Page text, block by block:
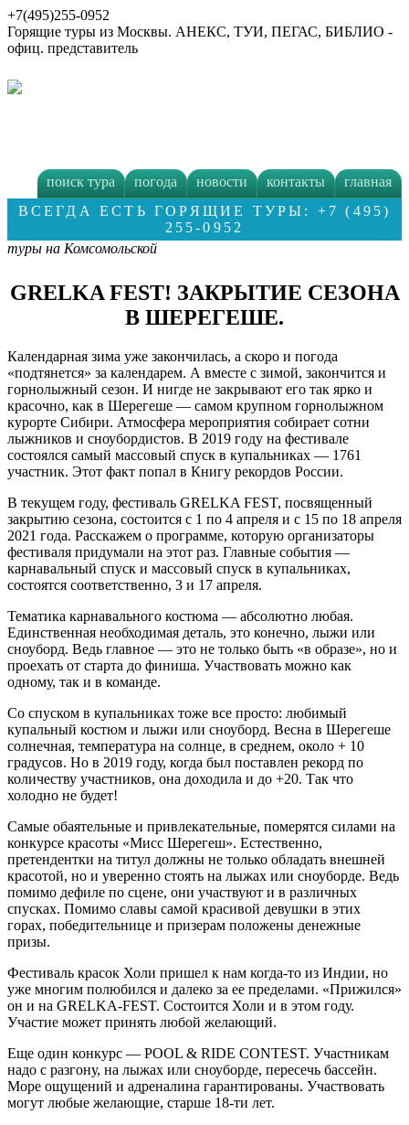
+7(495)255-0952
Горящие туры из Москвы. АНЕКС, ТУИ, ПЕГАС, БИБЛИО -
офиц. представитель
главная
контакты
новости
погода
поиск тура
ВСЕГДА ЕСТЬ ГОРЯЩИЕ ТУРЫ: +7 (495)
255-0952
туры на Комсомольской
GRELKA FEST! ЗАКРЫТИЕ СЕЗОНА
В ШЕРЕГЕШЕ.
Календарная зима уже закончилась, а скоро и погода
«подтянется» за календарем. А вместе с зимой, закончится и
горнолыжный сезон. И нигде не закрывают его так ярко и
красочно, как в Шерегеше — самом крупном горнолыжном
курорте Сибири. Атмосфера мероприятия собирает сотни
лыжников и сноубордистов. В 2019 году на фестивале
состоялся самый массовый спуск в купальниках — 1761
участник. Этот факт попал в Книгу рекордов России.
В текущем году, фестиваль GRELKA FEST, посвященный
закрытию сезона, состоится с 1 по 4 апреля и с 15 по 18 апреля
2021 года. Расскажем о программе, которую организаторы
фестиваля придумали на этот раз. Главные события —
карнавальный спуск и массовый спуск в купальниках,
состоятся соответственно, 3 и 17 апреля.
Тематика карнавального костюма — абсолютно любая.
Единственная необходимая деталь, это конечно, лыжи или
сноуборд. Ведь главное — это не только быть «в образе», но и
проехать от старта до финиша. Участвовать можно как
одному, так и в команде.
Со спуском в купальниках тоже все просто: любимый
купальный костюм и лыжи или сноуборд. Весна в Шерегеше
солнечная, температура на солнце, в среднем, около + 10
градусов. Но в 2019 году, когда был поставлен рекорд по
количеству участников, она доходила и до +20. Так что
холодно не будет!
Самые обаятельные и привлекательные, померятся силами на
конкурсе красоты «Мисс Шерегеш». Естественно,
претендентки на титул должны не только обладать внешней
красотой, но и уверенно стоять на лыжах или сноуборде. Ведь
помимо дефиле по сцене, они участвуют и в различных
спусках. Помимо славы самой красивой девушки в этих
горах, победительнице и призерам положены денежные
призы.
Фестиваль красок Холи пришел к нам когда-то из Индии, но
уже многим полюбился и далеко за ее пределами. «Прижился»
он и на GRELKA-FEST. Состоится Холи и в этом году.
Участие может принять любой желающий.
Еще один конкурс — POOL & RIDE CONTEST. Участникам
надо с разгону, на лыжах или сноуборде, пересечь бассейн.
Море ощущений и адреналина гарантированы. Участвовать
могут любые желающие, старше 18-ти лет.